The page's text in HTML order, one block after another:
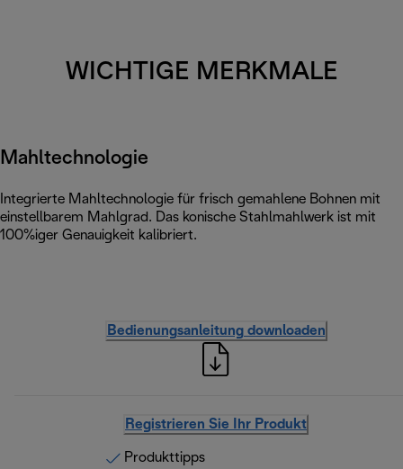
WICHTIGE MERKMALE
Mahltechnologie
Integrierte Mahltechnologie für frisch gemahlene Bohnen mit
einstellbarem Mahlgrad. Das konische Stahlmahlwerk ist mit
100%iger Genauigkeit kalibriert.
Bedienungsanleitung downloaden
Registrieren Sie Ihr Produkt
Produkttipps